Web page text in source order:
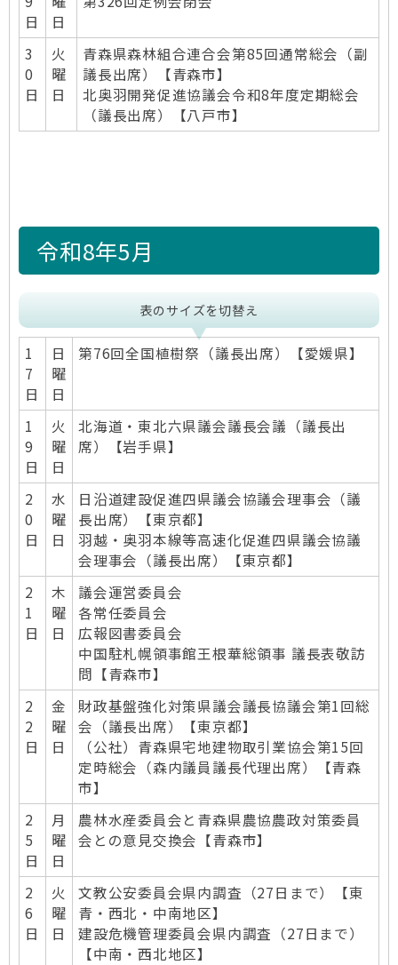
日
日
3
0
日
火
曜
日
青森県森林組合連合会第85回通常総会（副
議長出席）【青森市】
北奥羽開発促進協議会令和8年度定期総会
（議長出席）【八戸市】
令和8年5月
表のサイズを切替え
1
7
日
日
曜
日
第76回全国植樹祭（議長出席）【愛媛県】
1
9
日
火
曜
日
北海道・東北六県議会議長会議（議長出
席）【岩手県】
2
0
日
水
曜
日
日沿道建設促進四県議会協議会理事会（議
長出席）【東京都】
羽越・奥羽本線等高速化促進四県議会協議
会理事会（議長出席）【東京都】
2
1
日
木
曜
日
議会運営委員会
各常任委員会
広報図書委員会
中国駐札幌領事館王根華総領事 議長表敬訪
問【青森市】
2
2
日
金
曜
日
財政基盤強化対策県議会議長協議会第1回総
会（議長出席）【東京都】
（公社）青森県宅地建物取引業協会第15回
定時総会（森内議員議長代理出席）【青森
市】
2
5
日
月
曜
日
農林水産委員会と青森県農協農政対策委員
会との意見交換会【青森市】
2
6
日
火
曜
日
文教公安委員会県内調査（27日まで）【東
青・西北・中南地区】
建設危機管理委員会県内調査（27日まで）
【中南・西北地区】